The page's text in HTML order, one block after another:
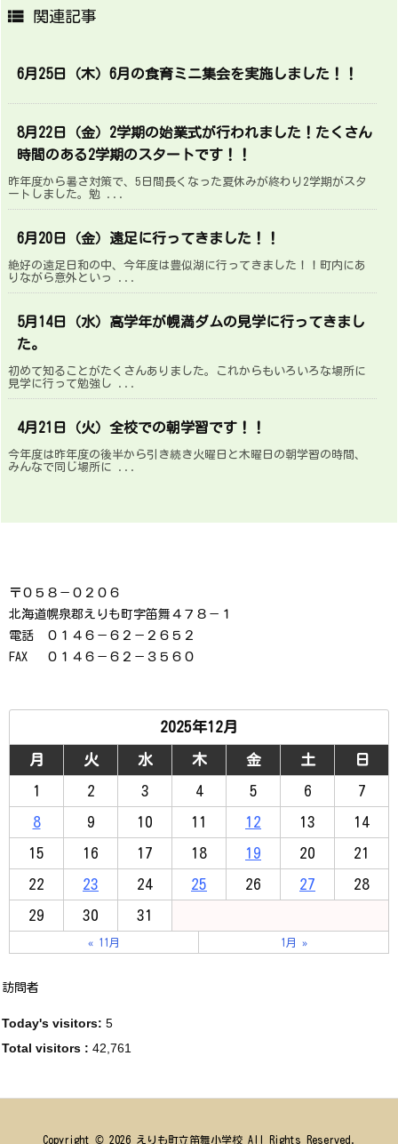
 関連記事
6月25日（木）6月の食育ミニ集会を実施しました！！
8月22日（金）2学期の始業式が行われました！たくさん
時間のある2学期のスタートです！！
昨年度から暑さ対策で、5日間長くなった夏休みが終わり2学期がスタ
ートしました。勉 ...
6月20日（金）遠足に行ってきました！！
絶好の遠足日和の中、今年度は豊似湖に行ってきました！！町内にあ
りながら意外といっ ...
5月14日（水）高学年が幌満ダムの見学に行ってきまし
た。
初めて知ることがたくさんありました。これからもいろいろな場所に
見学に行って勉強し ...
4月21日（火）全校での朝学習です！！
今年度は昨年度の後半から引き続き火曜日と木曜日の朝学習の時間、
みんなで同じ場所に ...
〒０５８－０２０６
北海道幌泉郡えりも町字笛舞４７８－１
電話 ０１４６－６２－２６５２
FAX ０１４６－６２－３５６０
2025年12月
月 火 水 木 金 土 日
1 2 3 4 5 6 7
8 9 10 11 12 13 14
15 16 17 18 19 20 21
22 23 24 25 26 27 28
29 30 31
« 11月 1月 »
訪問者
Today's visitors: 5
Total visitors : 42,761
Copyright © 2026 えりも町立笛舞小学校All Rights Reserved.